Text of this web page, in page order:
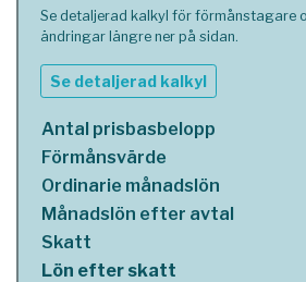
Se detaljerad kalkyl för förmånstagare
ändringar längre ner på sidan.
Se detaljerad kalkyl
Antal prisbasbelopp
Förmånsvärde
Ordinarie månadslön
Månadslön efter avtal
Skatt
Lön efter skatt